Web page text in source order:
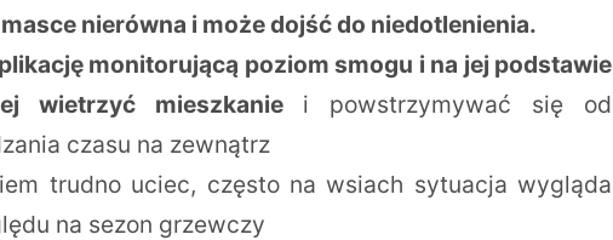
nierówna i może dojść do niedotlenienia.
monitorującą poziom smogu i na jej podstawie
wietrzyć mieszkaniei powstrzymywać się od
czasu na zewnątrz
trudno uciec, często na wsiach sytuacja wygląda
na sezon grzewczy